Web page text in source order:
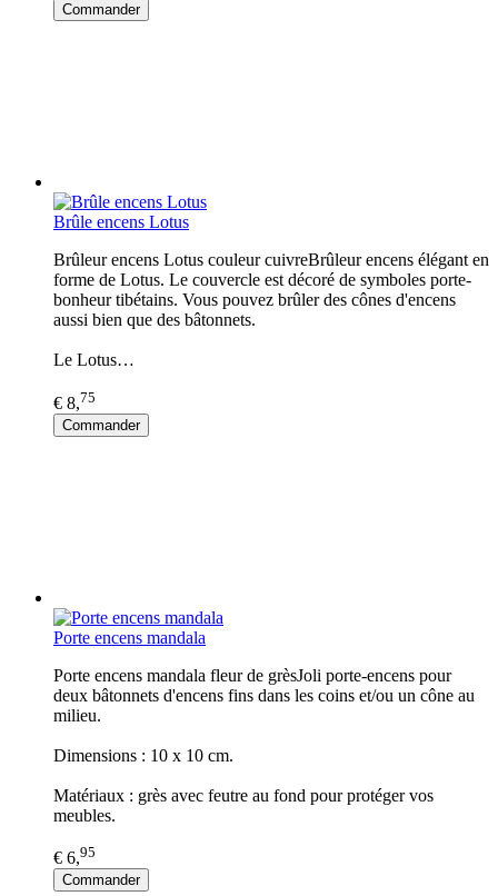
Commander
Brûle encens Lotus
Brûleur encens Lotus couleur cuivreBrûleur encens élégant en
forme de Lotus. Le couvercle est décoré de symboles porte-
bonheur tibétains. Vous pouvez brûler des cônes d'encens
aussi bien que des bâtonnets.
Le Lotus…
€ 8,75
Commander
Porte encens mandala
Porte encens mandala fleur de grèsJoli porte-encens pour
deux bâtonnets d'encens fins dans les coins et/ou un cône au
milieu.
Dimensions : 10 x 10 cm.
Matériaux : grès avec feutre au fond pour protéger vos
meubles.
€ 6,95
Commander